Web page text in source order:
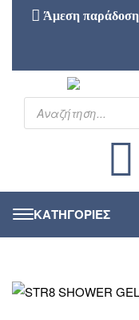
Άμεση παράδοση